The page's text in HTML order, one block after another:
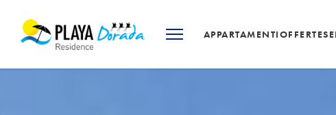
APPARTAMENTIOFFERTE